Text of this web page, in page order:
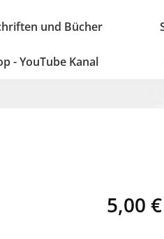
und Bücher
- YouTube Kanal
5,00 €